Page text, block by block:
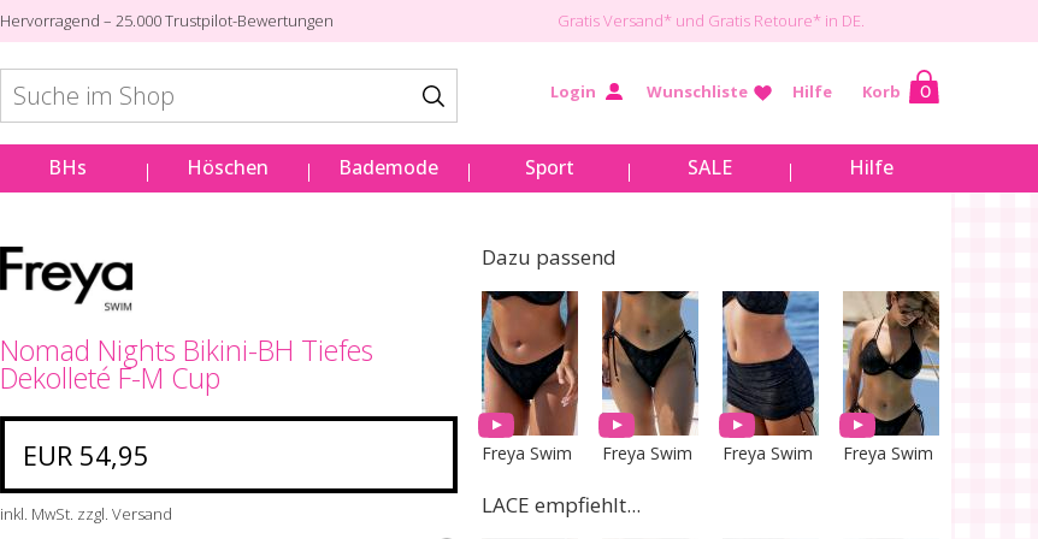
Hervorragend – 25.000 Trustpilot-Bewertungen Gratis Versand*und Gratis Retoure* in DE.
Korb 0
Hilfe
Wunschliste
Login
BHs Höschen Bademode Sport SALE Hilfe
Nomad Nights Bikini-BH Tiefes
Dekolleté F-M Cup
EUR 54,95
inkl. MwSt. zzgl. Versand
Dazu passend
Freya Swim Freya Swim Freya Swim Freya Swim
LACE empfiehlt...